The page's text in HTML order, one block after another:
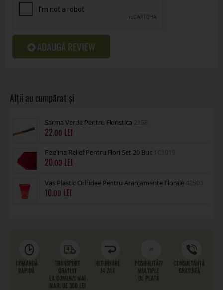
ADAUGĂ REVIEW
Sarma Verde Pentru Floristica 2158
22.00
Fizelina Relief Pentru Flori Set 20 Buc 1C1019
20.00
Vas Plastic Orhidee Pentru Aranjamente Florale 42503
10.00
COMANDĂ
RAPIDĂ
TRANSPORT
GRATUIT
LA COMENZI MAI
MARI DE 300 LEI
RETURNARE
14 ZILE
POSIBILITĂȚI
MULTIPLE
DE PLATĂ
CONSULTANȚĂ
GRATUITĂ